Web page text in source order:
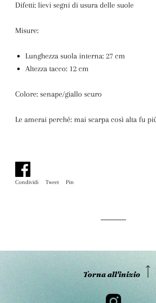
Difetti: lievi segni di usura delle suole
Misure:
Lunghezza suola interna: 27 cm
Altezza tacco: 12 cm
Colore: senape/giallo scuro
Le amerai perché: mai scarpa così alta fu
Condividi
Condividi
Tweet
Twitta
Pin
Torna all'inizio